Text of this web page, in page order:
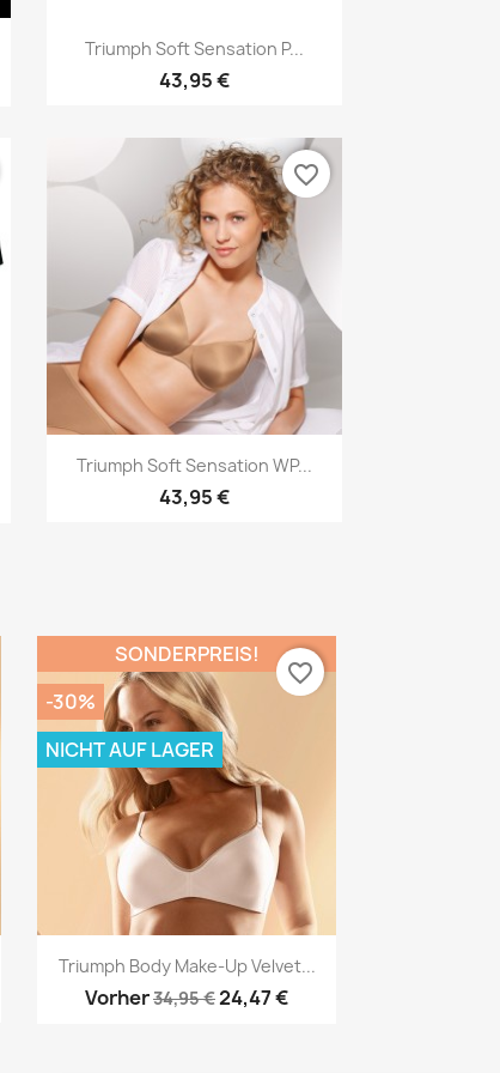
Vorschau
Triumph Soft Sensation P...
43,95 €
Vorschau
Triumph Soft Sensation WP...
43,95 €
favorite_border
Vorschau
Triumph Body Make-Up Velvet...
Vorher34,95 €24,47 €
SONDERPREIS!
-30%
NICHT AUF LAGER
favorite_border